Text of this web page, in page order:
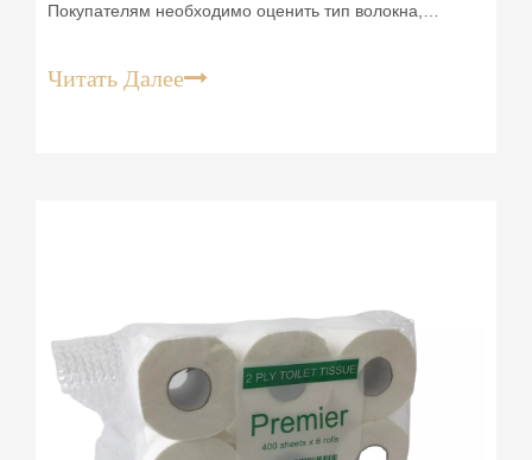
Покупателям необходимо оценить тип волокна,
надежность поставщика. В этой статье
рассматриваются ключевые факторы, которые
Читать Далее